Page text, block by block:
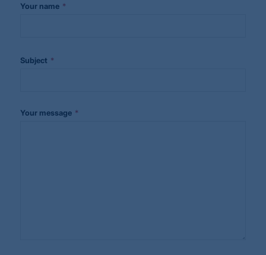
Your name *
Subject *
Your message *